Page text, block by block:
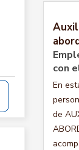
con
En
de